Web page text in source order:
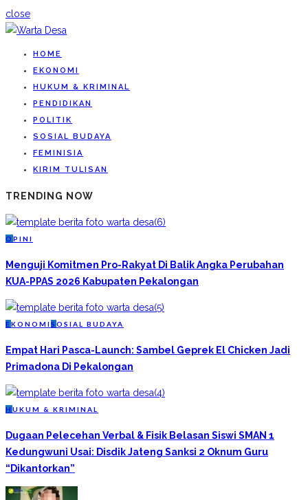
close
HOME
EKONOMI
HUKUM & KRIMINAL
PENDIDIKAN
POLITIK
SOSIAL BUDAYA
FEMINISIA
KIRIM TULISAN
TRENDING NOW
O PINI
Menguji Komitmen Pro-Rakyat Di Balik Angka Perubahan
KUA-PPAS 2026 Kabupaten Pekalongan
EKONOMI S OSIAL BUDAYA
Empat Hari Pasca-Launch: Sambel Geprek El Chicken Jadi
Primadona Di Pekalongan
H UKUM & KRIMINAL
Dugaan Pelecehan Verbal & Fisik Belasan Siswi SMAN 1
Kedungwuni Usai: Disdik Jateng Sanksi 2 Oknum Guru
“Dikantorkan”